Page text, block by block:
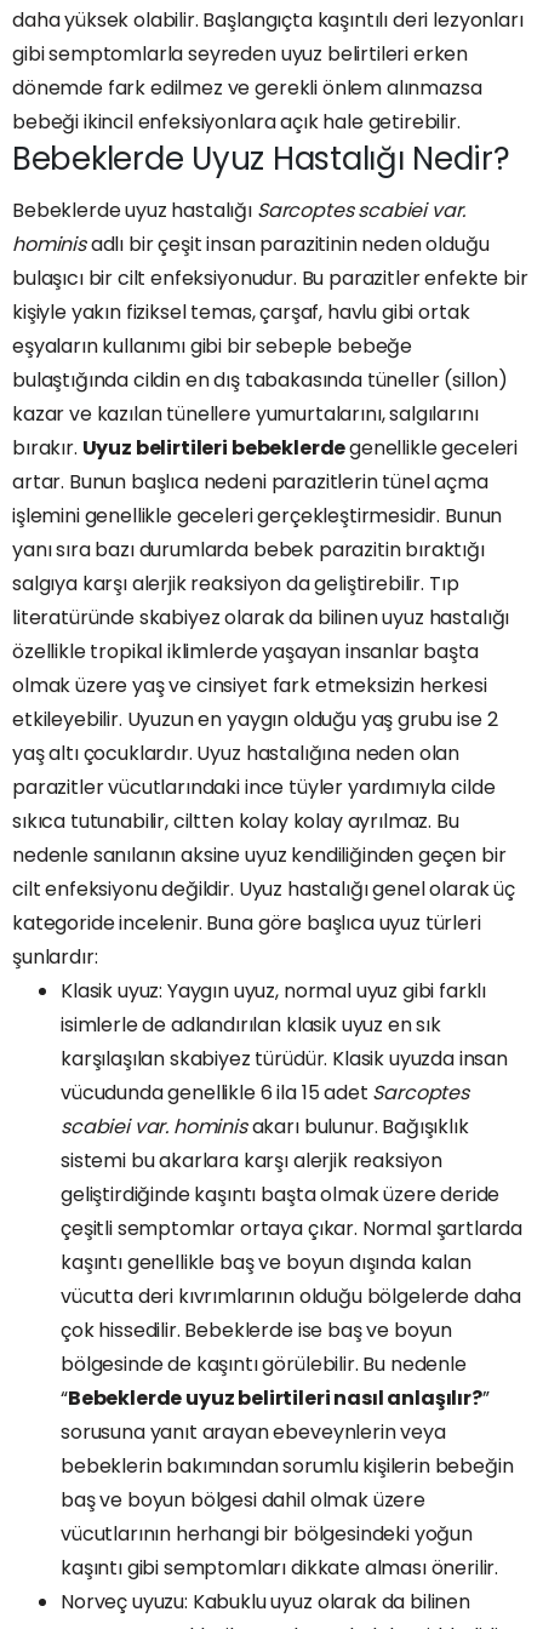
daha yüksek olabilir. Başlangıçta kaşıntılı deri lezyonları
gibi semptomlarla seyreden uyuz belirtileri erken
dönemde fark edilmez ve gerekli önlem alınmazsa
bebeği ikincil enfeksiyonlara açık hale getirebilir.
Bebeklerde Uyuz Hastalığı Nedir?
Bebeklerde uyuz hastalığı Sarcoptes scabiei var.
hominisadlı bir çeşit insan parazitinin neden olduğu
bulaşıcı bir cilt enfeksiyonudur. Bu parazitler enfekte bir
kişiyle yakın fiziksel temas, çarşaf, havlu gibi ortak
eşyaların kullanımı gibi bir sebeple bebeğe
bulaştığında cildin en dış tabakasında tüneller (sillon)
kazar ve kazılan tünellere yumurtalarını, salgılarını
bırakır. Uyuz belirtileri bebeklerdegenellikle geceleri
artar. Bunun başlıca nedeni parazitlerin tünel açma
işlemini genellikle geceleri gerçekleştirmesidir. Bunun
yanı sıra bazı durumlarda bebek parazitin bıraktığı
salgıya karşı alerjik reaksiyon da geliştirebilir. Tıp
literatüründe skabiyez olarak da bilinen uyuz hastalığı
özellikle tropikal iklimlerde yaşayan insanlar başta
olmak üzere yaş ve cinsiyet fark etmeksizin herkesi
etkileyebilir. Uyuzun en yaygın olduğu yaş grubu ise 2
yaş altı çocuklardır. Uyuz hastalığına neden olan
parazitler vücutlarındaki ince tüyler yardımıyla cilde
sıkıca tutunabilir, ciltten kolay kolay ayrılmaz. Bu
nedenle sanılanın aksine uyuz kendiliğinden geçen bir
cilt enfeksiyonu değildir. Uyuz hastalığı genel olarak üç
kategoride incelenir. Buna göre başlıca uyuz türleri
şunlardır:
Klasik uyuz: Yaygın uyuz, normal uyuz gibi farklı
isimlerle de adlandırılan klasik uyuz en sık
karşılaşılan skabiyez türüdür. Klasik uyuzda insan
vücudunda genellikle 6 ila 15 adet Sarcoptes
scabiei var. hominisakarı bulunur. Bağışıklık
sistemi bu akarlara karşı alerjik reaksiyon
geliştirdiğinde kaşıntı başta olmak üzere deride
çeşitli semptomlar ortaya çıkar. Normal şartlarda
kaşıntı genellikle baş ve boyun dışında kalan
vücutta deri kıvrımlarının olduğu bölgelerde daha
çok hissedilir. Bebeklerde ise baş ve boyun
bölgesinde de kaşıntı görülebilir. Bu nedenle
“Bebeklerde uyuz belirtileri nasıl anlaşılır?”
sorusuna yanıt arayan ebeveynlerin veya
bebeklerin bakımından sorumlu kişilerin bebeğin
baş ve boyun bölgesi dahil olmak üzere
vücutlarının herhangi bir bölgesindeki yoğun
kaşıntı gibi semptomları dikkate alması önerilir.
Norveç uyuzu: Kabuklu uyuz olarak da bilinen